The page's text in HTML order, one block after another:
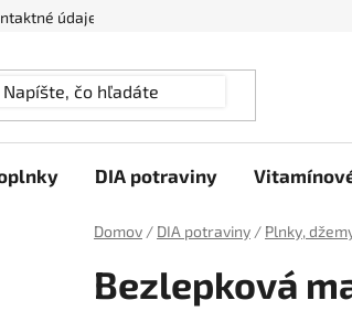
údaje
DIA potraviny
Domov / DIA potraviny / Plnky,
Bezlepková